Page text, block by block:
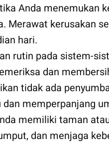
Anda menemukan
Merawat kerusakan
hari.
rutin pada sistem-
dan
tidak ada
memperpanjang
memiliki taman
dan menjaga